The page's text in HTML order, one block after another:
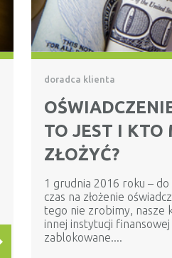
doradca klienta
TO JEST I KTO
ZŁOŻYĆ?
1 grudnia 2016 roku –
czas na złożenie
tego nie zrobimy, nasze
innej instytucji
zablokowane....